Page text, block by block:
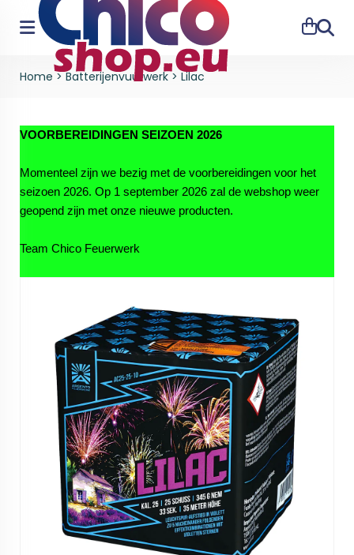
Home >Batterijenvuurwerk> Lilac
VOORBEREIDINGEN SEIZOEN 2026
Momenteel zijn we bezig met de voorbereidingen voor het
seizoen 2026. Op 1 september 2026 zal de webshop weer
geopend zijn met onze nieuwe producten.
Team Chico Feuerwerk